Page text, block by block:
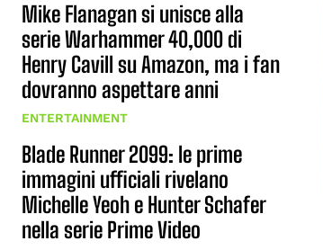
Mike Flanagan si unisce alla
serie Warhammer 40,000 di
Henry Cavill su Amazon, ma i fan
dovranno aspettare anni
ENTERTAINMENT
Blade Runner 2099: le prime
immagini ufficiali rivelano
Michelle Yeoh e Hunter Schafer
nella serie Prime Video